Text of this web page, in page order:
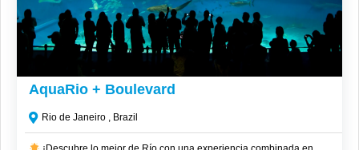
CLP$ 49,000
AquaRio + Boulevard
Rio de Janeiro , Brazil